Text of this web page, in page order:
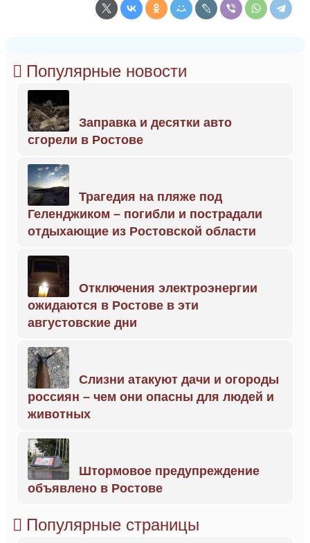
Популярные новости
Заправка и десятки авто
сгорели в Ростове
Трагедия на пляже под
Геленджиком – погибли и пострадали
отдыхающие из Ростовской области
Отключения электроэнергии
ожидаются в Ростове в эти
августовские дни
Слизни атакуют дачи и огороды
россиян – чем они опасны для людей и
животных
Штормовое предупреждение
объявлено в Ростове
Популярные страницы